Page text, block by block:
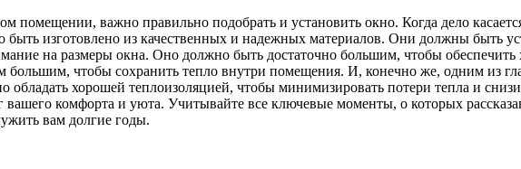
помещении, важно правильно подобрать и установить окно. Когда дело
изготовлено из качественных и надежных материалов. Они должны быть
на размеры окна. Оно должно быть достаточно большим, чтобы
чтобы сохранить тепло внутри помещения. И, конечно же, одним из
хорошей теплоизоляцией, чтобы минимизировать потери тепла и
комфорта и уюта. Учитывайте все ключевые моменты, о которых
вам долгие годы.